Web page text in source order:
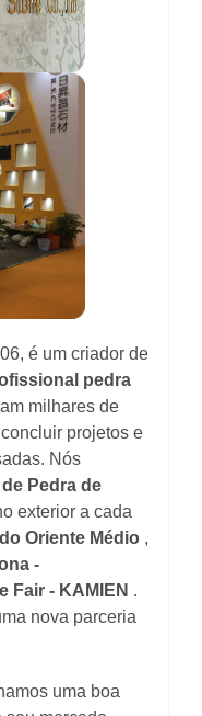
é um criador de
pedra
milhares de
projetos e
Nós
Pedra de
exterior a cada
Oriente Médio ,
-
Fair - KAMIEN .
nova parceria
uma boa